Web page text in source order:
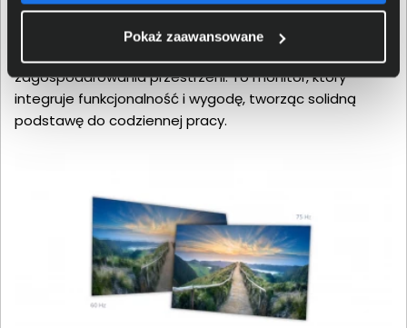
Pokaż zaawansowane
biurowych, jak i domowych urządzeń multimedialnych.
Standard VESA 100×100 pozwala na montaż na
zagospodarowania przestrzeni. To monitor, który
integruje funkcjonalność i wygodę, tworząc solidną
podstawę do codziennej pracy.